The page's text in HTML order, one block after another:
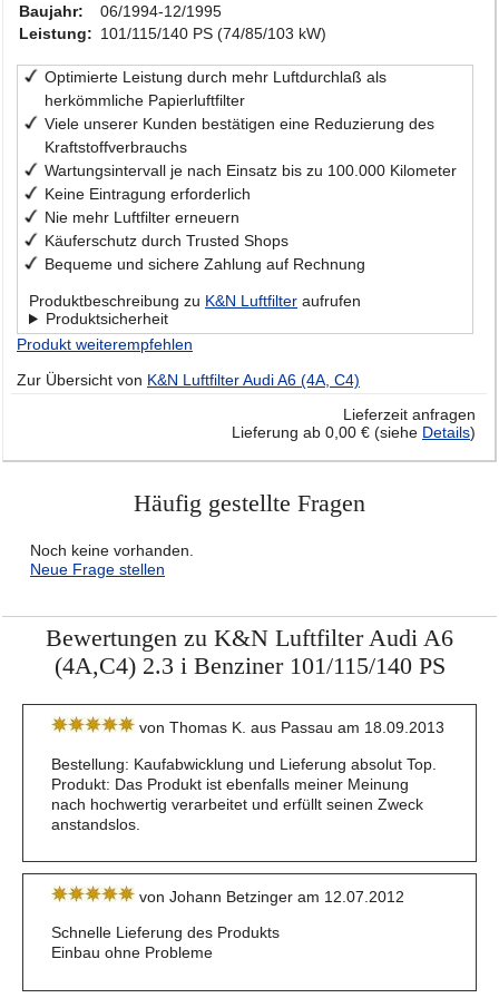
Baujahr:
06/1994-12/1995
Leistung: 101/115/140 PS (74/85/103 kW)
Optimierte Leistung durch mehr Luftdurchlaß als
herkömmliche Papierluftfilter
Viele unserer Kunden bestätigen eine Reduzierung des
Kraftstoffverbrauchs
Wartungsintervall je nach Einsatz bis zu 100.000 Kilometer
Keine Eintragung erforderlich
Nie mehr Luftfilter erneuern
Käuferschutz durch Trusted Shops
Bequeme und sichere Zahlung auf Rechnung
Produktbeschreibung zu K&N Luftfilter aufrufen
Produktsicherheit
Produkt weiterempfehlen
Zur Übersicht von K&N Luftfilter Audi A6 (4A, C4)
Lieferzeit anfragen
Lieferung ab 0,00 € (siehe Details)
Häufig gestellte Fragen
Noch keine vorhanden.
Neue Frage stellen
Bewertungen zu K&N Luftfilter Audi A6
(4A,C4) 2.3 i Benziner 101/115/140 PS
von Thomas K. aus Passau am 18.09.2013
Bestellung: Kaufabwicklung und Lieferung absolut Top.
Produkt: Das Produkt ist ebenfalls meiner Meinung
nach hochwertig verarbeitet und erfüllt seinen Zweck
anstandslos.
von Johann Betzinger am 12.07.2012
Schnelle Lieferung des Produkts
Einbau ohne Probleme